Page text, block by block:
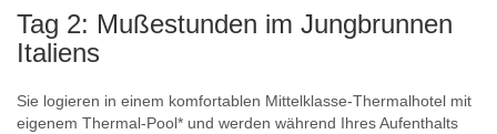
Tag 2: Mußestunden im Jungbrunnen
Italiens
Sie logieren in einem komfortablen Mittelklasse-Thermalhotel mit
eigenem Thermal-Pool* und werden während Ihres Aufenthalts